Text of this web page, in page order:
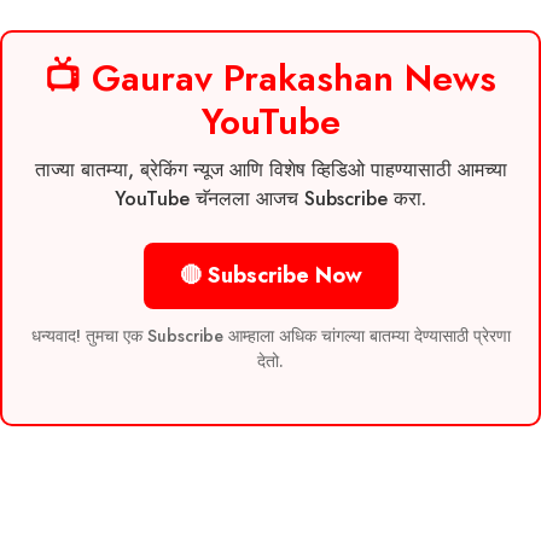
📺 Gaurav Prakashan News
YouTube
ताज्या बातम्या, ब्रेकिंग न्यूज आणि विशेष व्हिडिओ पाहण्यासाठी आमच्या
YouTube चॅनलला आजच Subscribe करा.
🔴 Subscribe Now
धन्यवाद! तुमचा एक Subscribe आम्हाला अधिक चांगल्या बातम्या देण्यासाठी प्रेरणा
देतो.